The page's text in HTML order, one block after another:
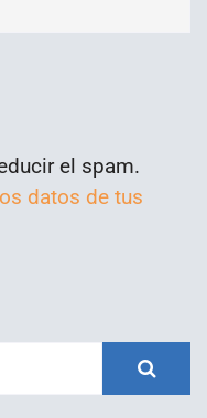
el spam.
datos de tus